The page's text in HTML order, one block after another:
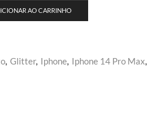
AO CARRINHO
, Glitter, Iphone, Iphone 14 Pro Max,